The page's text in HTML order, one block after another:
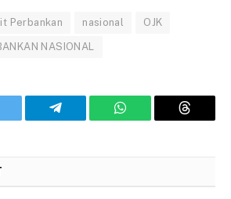
Perbankan nasional OJK
NASIONAL
Telegram WhatsApp Threads